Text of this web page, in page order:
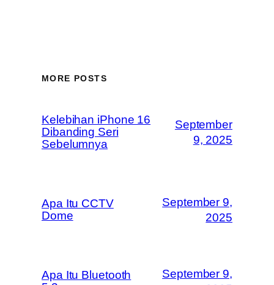
MORE POSTS
Kelebihan iPhone 16
Dibanding Seri
Sebelumnya
September
9, 2025
Apa Itu CCTV
Dome
September 9,
2025
Apa Itu Bluetooth
September 9,